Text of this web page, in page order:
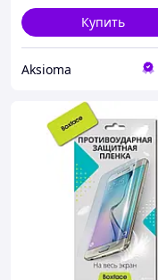
Купить
Aksioma